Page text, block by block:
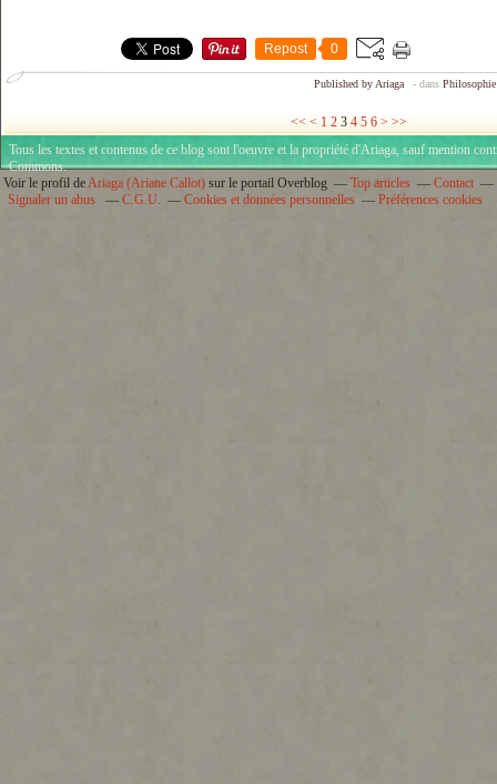
Repost 0
Published by Ariaga - dans Philosophie
<< < 1 2 3 4 5 6 > >>
Tous les textes et contenus de ce blog sont l'oeuvre et la propriété d'Ariaga, sauf mention
Commons.
Voir le profil deAriaga (Ariane Callot) sur le portail Overblog Top articles
Contact
Signaler un abus
C.G.U. Cookies et données personnelles Préférences cookies